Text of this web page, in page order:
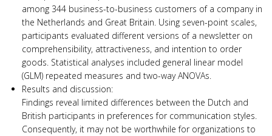
among 344 business-to-business customers of a company in
the Netherlands and Great Britain. Using seven-point scales,
participants evaluated different versions of a newsletter on
comprehensibility, attractiveness, and intention to order
goods. Statistical analyses included general linear model
(GLM) repeated measures and two-way ANOVAs.
Results and discussion:
Findings reveal limited differences between the Dutch and
British participants in preferences for communication styles.
Consequently, it may not be worthwhile for organizations to